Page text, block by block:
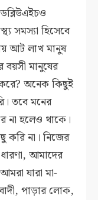
ডব্লিউএইচও
সমস্যা হিসেবে
আট লাখ মানুষ
মানুষের
করে? অনেক কিছুই
তবে মনের
না হলেও থাকে।
করি না। নিজের
আমাদের
যারা মা-
পাড়ার লোক,